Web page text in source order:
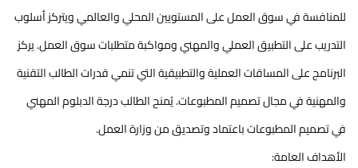
للمنافسة في سوق العمل على المستويين المحلي والعالمي ويتركز أسلوب
التدريب على التطبيق العملي والمهني ومواكبة متطلبات سوق العمل. يركز
البرنامج على المساقات العملية والتطبيقية التي تنمي قدرات الطالب التقنية
والمهنية في مجال تصميم المطبوعات. يُمنح الطالب درجة الدبلوم المهني
في تصميم المطبوعات باعتماد وتصديق من وزارة العمل.
الأهداف العامة: